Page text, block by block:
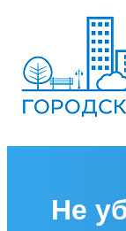
Не